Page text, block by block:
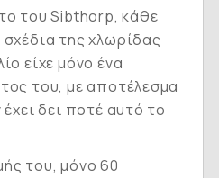
του Sibthorp, κάθε
της χλωρίδας
είχε μόνο ένα
του, με αποτέλεσμα
δει ποτέ αυτό το
του, μόνο 60